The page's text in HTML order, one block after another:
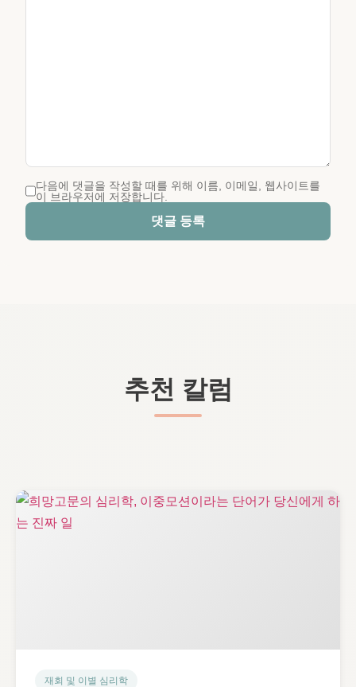
다음에 댓글을 작성할 때를 위해 이름, 이메일, 웹사이트를
이 브라우저에 저장합니다.
댓글 등록
추천 칼럼
재회 및 이별 심리학